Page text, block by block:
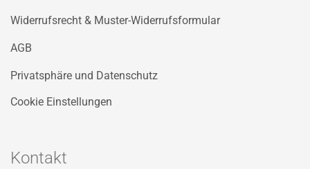
Widerrufsrecht & Muster-Widerrufsformular
AGB
Privatsphäre und Datenschutz
Cookie Einstellungen
Kontakt